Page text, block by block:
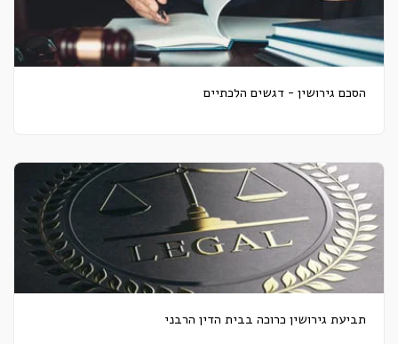
הסכם גירושין - דגשים הלכתיים
תביעת גירושין כרוכה בבית הדין הרבני